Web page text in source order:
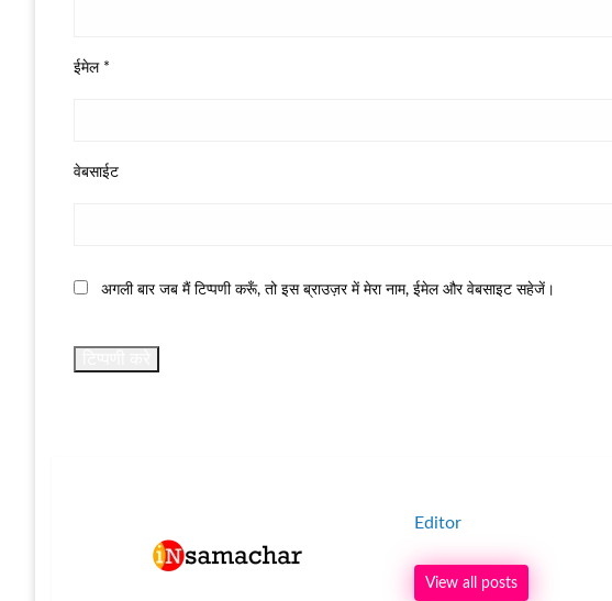
ईमेल *
वेबसाईट
अगली बार जब मैं टिप्पणी करूँ, तो इस ब्राउज़र में मेरा नाम, ईमेल और वेबसाइट सहेजें।
Editor
View all posts